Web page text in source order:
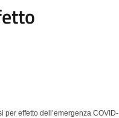
effetto dell’emergenza COVID-